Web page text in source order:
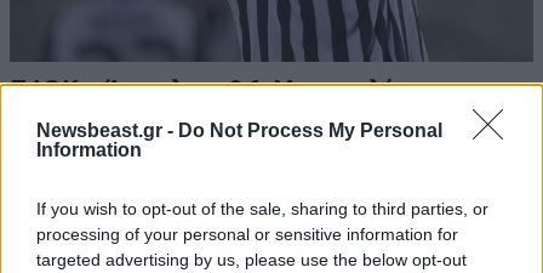
Newsbeast.gr - Do Not Process My Personal
Information
If you wish to opt-out of the sale, sharing to third parties, or
processing of your personal or sensitive information for
targeted advertising by us, please use the below opt-out
ΠΑΟΚ – Άντερλεχτ 0-1: Με την πλάτη στον
τοίχο κυνηγάει ανατροπή στις Βρυξέλλες